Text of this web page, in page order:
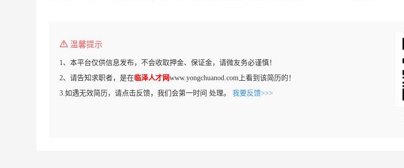
温馨提示
1、本平台仅供信息发布，不会收取押金、保证金，请微友务必谨慎！
2、请告知求职者，是在 临泽人才网www.yongchuanod.com上看到该简历的！
3.如遇无效简历，请点击反馈，我们会第一时间 处理。 我要反馈>>>